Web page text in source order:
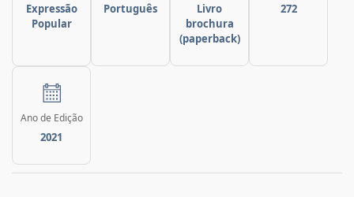
Expressão
Popular
Português
Livro
brochura
(paperback)
272
Ano de Edição
2021